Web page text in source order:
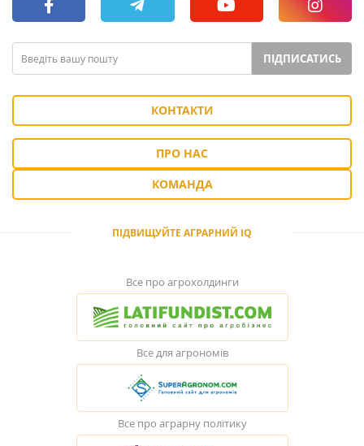
ПІДПИСАТИСЬ
КОНТАКТИ
ПРО НАС
КОМАНДА
ПІДВИЩУЙТЕ АГРАРНИЙ IQ
Все про агрохолдинги
Все для агрономів
Все про аграрну політику